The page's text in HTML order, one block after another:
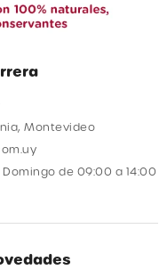
Montevideo
de 09:00 a 14:00